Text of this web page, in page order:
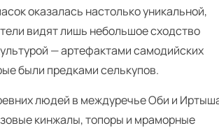
оказалась настолько уникальной,
видят лишь небольшое сходство
— артефактами самодийских
были предками селькупов.
людей в междуречье Оби и
кинжалы, топоры и мраморные